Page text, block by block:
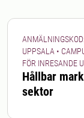
beten/ Det
ansvarar
lämplig
arbetet. För
du innan
UPPSALA •
FÖR INRESANDE
Hållbar
sektor